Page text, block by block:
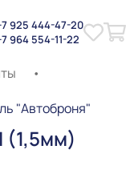
925 444-47-20
964 554-11-22
•
"Автоброня"
(1,5мм)